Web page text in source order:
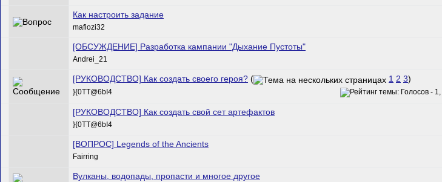
Как настроить задание
mafiozi32
[ОБСУЖДЕНИЕ] Разработка кампании "Дыхание Пустоты"
Andrei_21
[РУКОВОДСТВО] Как создать своего героя? ( 1 2 3)
}{0TT@6bI4
[РУКОВОДСТВО] Как создать свой сет артефактов
}{0TT@6bI4
[ВОПРОС] Legends of the Ancients
Fairring
Вулканы, водопады, пропасти и многое другое